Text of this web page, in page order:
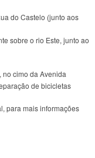
do Castelo (junto aos
sobre o rio Este, junto ao
no cimo da Avenida
de bicicletas
para mais informações